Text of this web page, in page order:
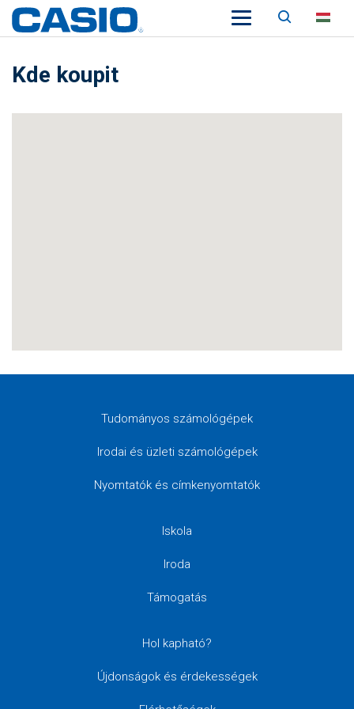
Keresés
Kde koupit
Tudományos számológépek
Irodai és üzleti számológépek
Nyomtatók és címkenyomtatók
Iskola
Iroda
Támogatás
Hol kapható?
Újdonságok és érdekességek